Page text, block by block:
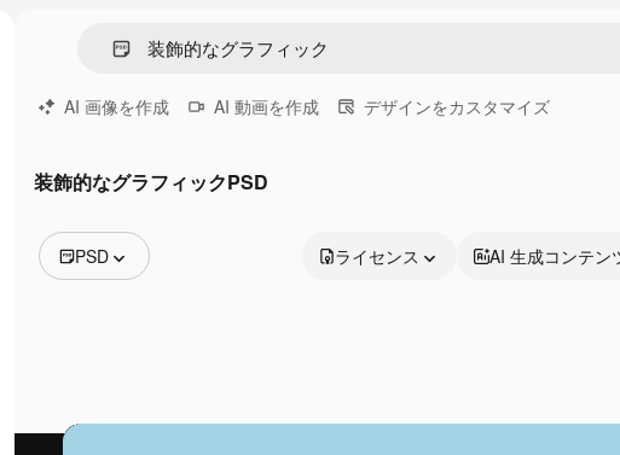
AI 画像を作成 AI 動画を作成 デザインをカスタマイズ
装飾的なグラフィックPSD
PSD
動画
ライセンス AI 生成コンテン